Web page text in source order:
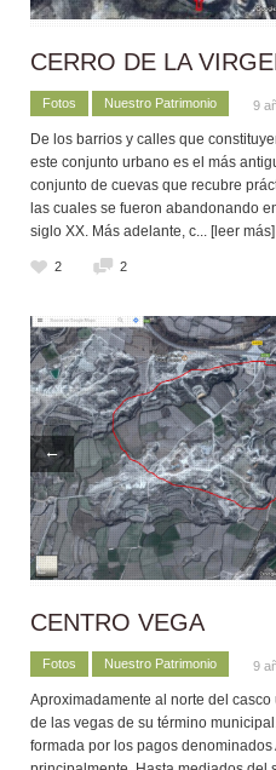
CERRO DE LA
Fotos Nuestro Patrimonio 9
De los barrios y calles que
este conjunto urbano es el más
conjunto de cuevas que recubre
las cuales se fueron abandonando
siglo XX. Más adelante, c ... [leer más]
2 2
←
CENTRO VEGA
Fotos Nuestro Patrimonio 9
Aproximadamente al norte del
de las vegas de su término
formada por los pagos